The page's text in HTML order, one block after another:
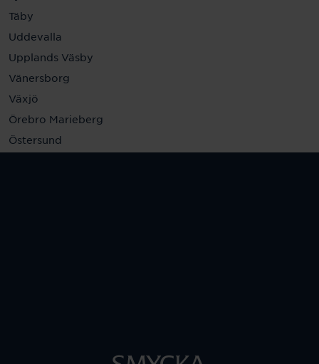
Täby
Uddevalla
Upplands Väsby
Vänersborg
Växjö
Örebro Marieberg
Östersund